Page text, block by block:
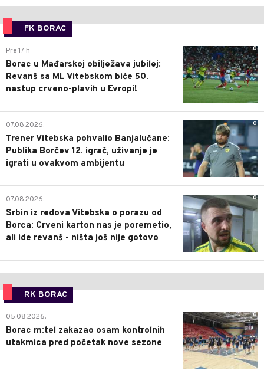
FK BORAC
0
Pre 17 h
Borac u Mađarskoj obilježava jubilej:
Revanš sa ML Vitebskom biće 50.
nastup crveno-plavih u Evropi!
0
07.08.2026.
Trener Vitebska pohvalio Banjalučane:
Publika Borčev 12. igrač, uživanje je
igrati u ovakvom ambijentu
0
07.08.2026.
Srbin iz redova Vitebska o porazu od
Borca: Crveni karton nas je poremetio,
ali ide revanš - ništa još nije gotovo
RK BORAC
0
05.08.2026.
Borac m:tel zakazao osam kontrolnih
utakmica pred početak nove sezone